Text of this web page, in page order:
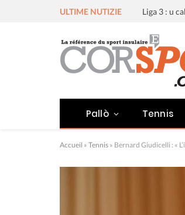
ULTIME NUTIZIE
Pallò Tennis
Accueil » Tennis » Bernard Giudicelli : «